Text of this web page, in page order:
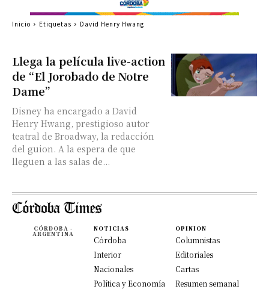
Llega la película live-action
de “El Jorobado de Notre
Dame”
Disney ha encargado a David
Henry Hwang, prestigioso autor
teatral de Broadway, la redacción
del guion. A la espera de que
lleguen a las salas de...
Inicio Etiquetas David Henry Hwang
CÓRDOBA -
ARGENTINA
NOTICIAS
Córdoba
Interior
Nacionales
Política y Economía
OPINION
Columnistas
Editoriales
Cartas
Resumen semanal